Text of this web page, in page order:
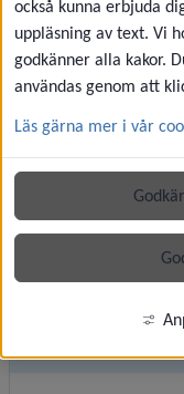
Avtal
Rutiner och
också kunna erbjuda
uppläsning av text. Vi
godkänner alla kakor.
användas genom att
Läs gärna mer i vår